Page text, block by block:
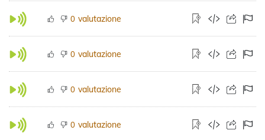
0 valutazione
0 valutazione
0 valutazione
0 valutazione